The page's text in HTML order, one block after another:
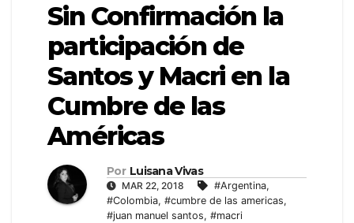
Sin Confirmación la
participación de
Santos y Macri en la
Cumbre de las
Américas
Por Luisana Vivas
MAR 22, 2018 #Argentina,
#Colombia, #cumbre de las americas,
#juan manuel santos, #macri